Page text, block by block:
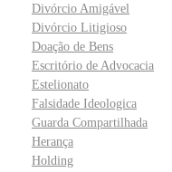
Divórcio Amigável
Divórcio Litigioso
Doação de Bens
Escritório de Advocacia
Estelionato
Falsidade Ideologica
Guarda Compartilhada
Herança
Holding